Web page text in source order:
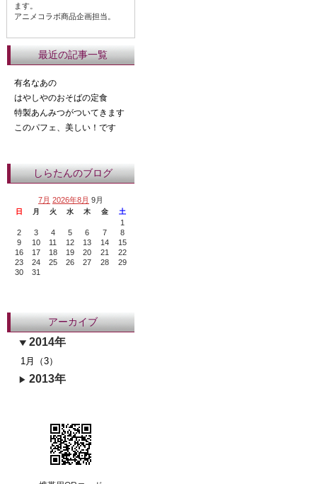
ます。
アニメコラボ商品企画担当。
最近の記事一覧
有名なあの
はやしやのおそばの定食
特製あんみつがついてきます
このパフェ、美しい！です
しらたんのブログ
7月 2026年8月 9月
日 月 火 水 木 金 土
1
2
3 4 5 6 7
8
9
10 11 12 13 14
15
16
17 18 19 20 21
22
23
24 25 26 27 28
29
30
31
アーカイブ
2014年
1月（3）
2013年